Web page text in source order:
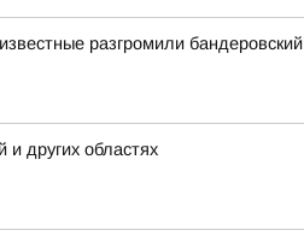
разгромили
и других областях